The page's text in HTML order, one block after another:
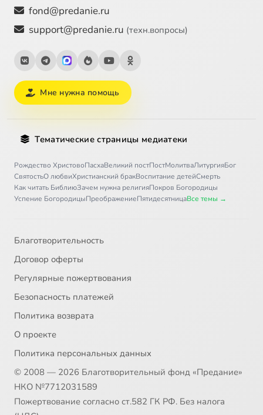
fond@predanie.ru
support@predanie.ru (техн.вопросы)
Мне нужна помощь
Тематические страницы медиатеки
Рождество ХристовоПасхаВеликий постПостМолитваЛитургияБог
СвятостьО любвиХристианский бракВоспитание детейСмерть
Как читать БиблиюЗачем нужна религияПокров Богородицы
Успение БогородицыПреображениеПятидесятницаВсе темы →
Благотворительность
Договор оферты
Регулярные пожертвования
Безопасность платежей
Политика возврата
О проекте
Политика персональных данных
© 2008 — 2026 Благотворительный фонд «Предание»
НКО №7712031589
Пожертвование согласно ст.582 ГК РФ. Без налога